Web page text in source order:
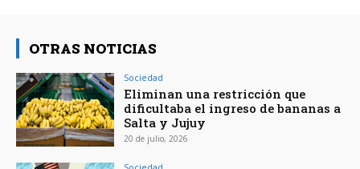
OTRAS NOTICIAS
Sociedad
Eliminan una restricción que
dificultaba el ingreso de bananas a
Salta y Jujuy
20 de julio, 2026